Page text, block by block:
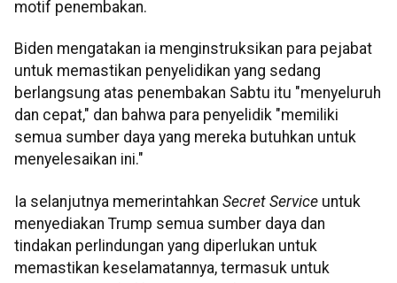
motif penembakan.
Biden mengatakan ia menginstruksikan para pejabat
untuk memastikan penyelidikan yang sedang
berlangsung atas penembakan Sabtu itu "menyeluruh
dan cepat," dan bahwa para penyelidik "memiliki
semua sumber daya yang mereka butuhkan untuk
menyelesaikan ini."
Ia selanjutnya memerintahkan Secret Service untuk
menyediakan Trump semua sumber daya dan
tindakan perlindungan yang diperlukan untuk
memastikan keselamatannya, termasuk untuk